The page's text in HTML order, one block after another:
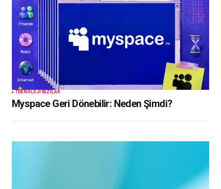
TEKNOLOJIYAZILAR
Myspace Geri Dönebilir: Neden Şimdi?